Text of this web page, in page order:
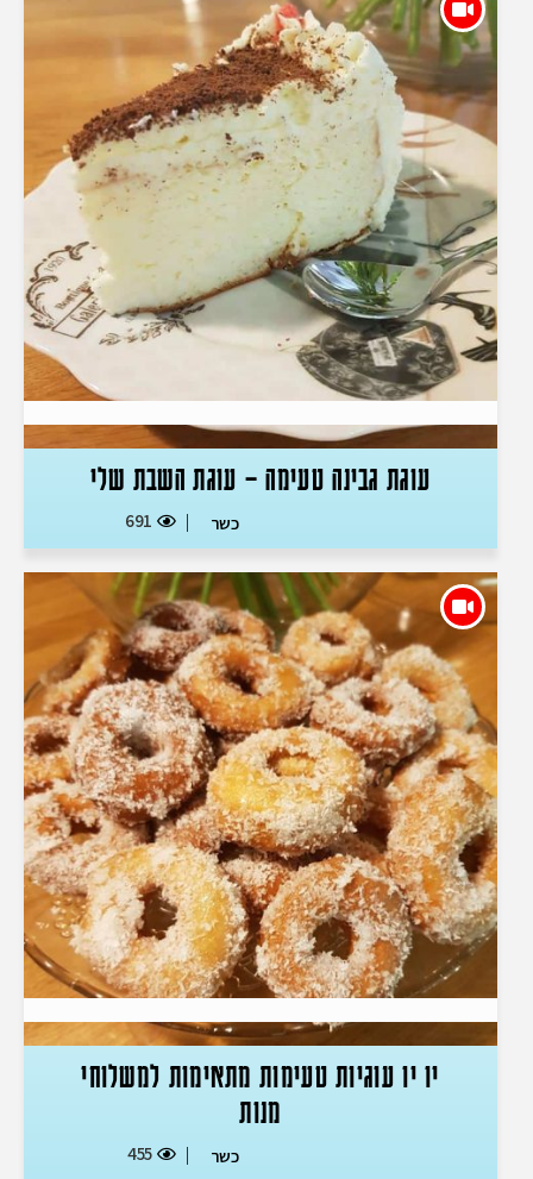
עוגת גבינה טעימה – עוגת השבת שלי
כשר 691
יו יו עוגיות טעימות מתאימות למשלוחי
מנות
כשר 455